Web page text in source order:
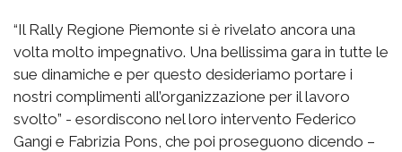
“Il Rally Regione Piemonte si è rivelato ancora una
volta molto impegnativo. Una bellissima gara in tutte le
sue dinamiche e per questo desideriamo portare i
nostri complimenti all’organizzazione per il lavoro
svolto” - esordiscono nel loro intervento Federico
Gangi e Fabrizia Pons, che poi proseguono dicendo –